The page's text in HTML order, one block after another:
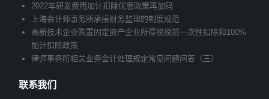
2022年研发费用加计扣除优惠政策再加码
上海会计师事务所承接财务监理的制度规范
高新技术企业购置固定资产企业所得税税前一次性扣除和100%
加计扣除政策
律师事务所相关业务会计处理规定常见问题问答（三）
联系我们